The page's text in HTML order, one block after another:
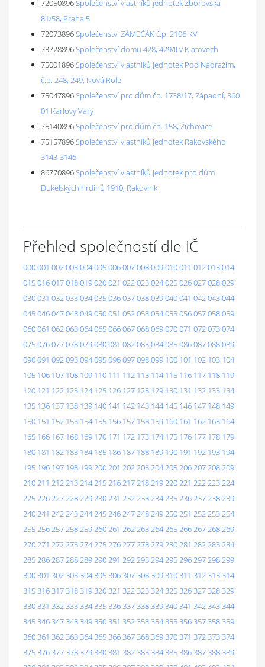
72050896Společenství vlastníků jednotek Zborovská
81/58, Praha 5
72073896Společenství ZÁMEČÁK č.p. 2106 KV
73728896Společenství domu 428, 429/II v Klatovech
75001896Společenství vlastníků jednotek Pod Nádražím,
č.p. 248, 249, Nová Role
75047896Společenství pro dům čp. 1738/17, Západní, 360
01 Karlovy Vary
75140896Společenství pro dům čp. 158, Žichovice
75157896Společenství vlastníků jednotek Rakovského
3143-3146
86770896Společenství vlastníků jednotek pro dům
Dukelských hrdinů 1910, Rakovník
Přehled společností dle IČ
000001 002003004005006007008009010011 012013014
015016017018019020021 022023024025026027028029
030031 032033034035036037038039040041 042043044
045046047048049050051 052053054055056057058059
060061 062063064065066067068069070071 072073074
075076077078079080081 082083084085086087088089
090091 092093094095096097098099 100 101 102 103 104
105 106 107 108 109 110 111 112 113 114 115 116 117 118 119
120 121 122 123 124 125 126 127 128 129 130 131 132 133 134
135 136 137 138 139 140 141 142 143 144 145 146 147 148 149
150 151 152 153 154 155 156 157 158 159 160 161 162 163 164
165 166 167 168 169 170 171 172 173 174 175 176 177 178 179
180 181 182 183 184 185 186 187 188 189 190 191 192 193 194
195 196 197 198 199200201 202203204205206207208209
210211 212213214215216217218219220221 222223224
225226227228229230231 232233234235236237238239
240241 242243244245246247248249250251 252253254
255256257258259260261 262263264265266267268269
270271 272273274275276277278279280281 282283284
285286287288289290291 292293294295296297298299
300301 302303304305306307308309310311 312313314
315316317318319320321 322323324325326327328329
330331 332333334335336337338339340341 342343344
345346347348349350351 352353354355356357358359
360361 362363364365366367368369370371 372373374
375376377378379380381 382383384385386387388389